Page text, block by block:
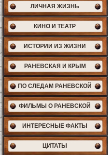
ЛИЧНАЯ ЖИЗНЬ
КИНО И ТЕАТР
ИСТОРИИ ИЗ ЖИЗНИ
РАНЕВСКАЯ И КРЫМ
ПО СЛЕДАМ РАНЕВСКОЙ
ФИЛЬМЫ О РАНЕВСКОЙ
ИНТЕРЕСНЫЕ ФАКТЫ
ЦИТАТЫ